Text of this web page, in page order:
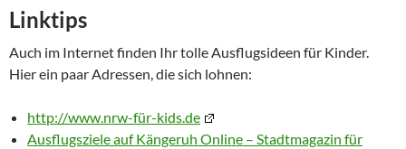
Linktips
Auch im Internet finden Ihr tolle Ausflugsideen für Kinder.
Hier ein paar Adressen, die sich lohnen:
http://www.nrw-für-kids.de
Ausflugsziele auf Kängeruh Online – Stadtmagazin für